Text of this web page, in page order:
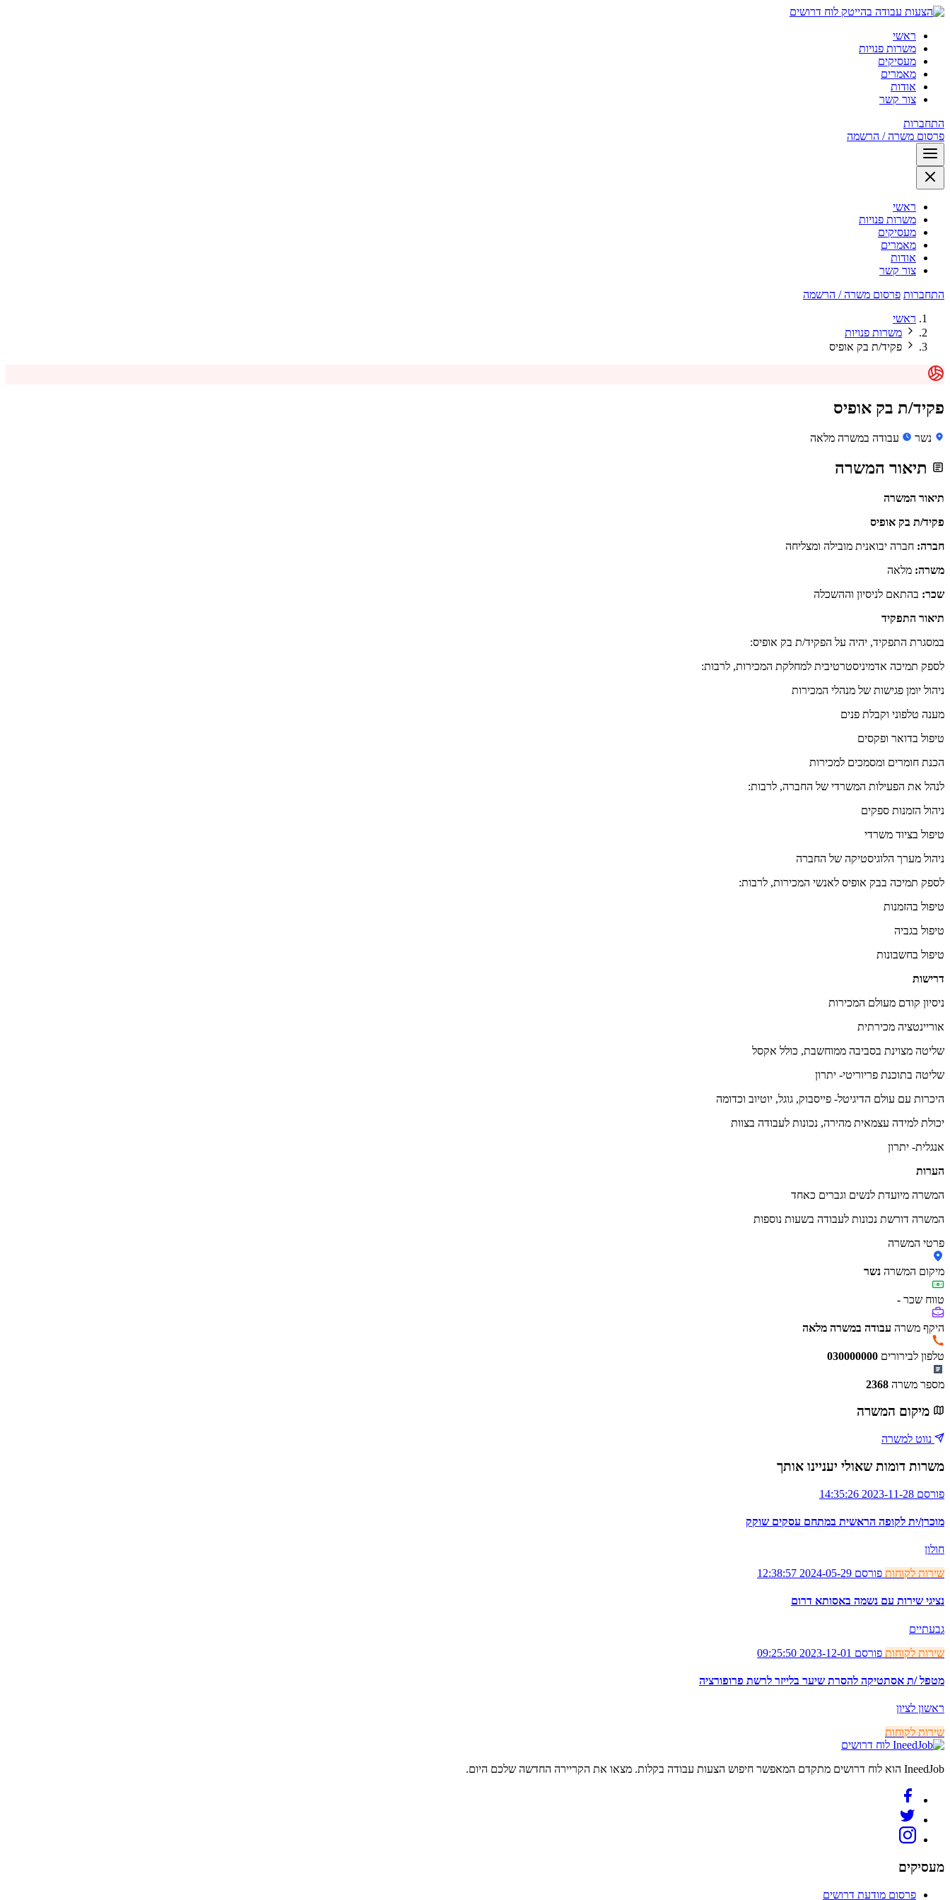
לוח דרושים
ראשי
משרות פנויות
מעסיקים
מאמרים
אודות
צור קשר
התחברות
פרסום משרה / הרשמה
ראשי
משרות פנויות
מעסיקים
מאמרים
אודות
צור קשר
התחברות פרסום משרה / הרשמה
ראשי
משרות פנויות
פקיד/ת בק אופיס
פקיד/ת בק אופיס
נשר עבודה במשרה מלאה
תיאור המשרה
תיאור המשרה
פקיד/ת בק אופיס
חברה: חברה יבואנית מובילה ומצליחה
משרה: מלאה
שכר: בהתאם לניסיון וההשכלה
תיאור התפקיד
במסגרת התפקיד, יהיה על הפקיד/ת בק אופיס:
לספק תמיכה אדמיניסטרטיבית למחלקת המכירות, לרבות:
ניהול יומן פגישות של מנהלי המכירות
מענה טלפוני וקבלת פנים
טיפול בדואר ופקסים
הכנת חומרים ומסמכים למכירות
לנהל את הפעילות המשרדי של החברה, לרבות:
ניהול הזמנות ספקים
טיפול בציוד משרדי
ניהול מערך הלוגיסטיקה של החברה
לספק תמיכה בבק אופיס לאנשי המכירות, לרבות:
טיפול בהזמנות
טיפול בגביה
טיפול בחשבונות
דרישות
ניסיון קודם מעולם המכירות
אוריינטציה מכירתית
שליטה מצוינת בסביבה ממוחשבת, כולל אקסל
שליטה בתוכנת פריוריטי- יתרון
היכרות עם עולם הדיגיטל- פייסבוק, גוגל, יוטיוב וכדומה
יכולת למידה עצמאית מהירה, נכונות לעבודה בצוות
אנגלית- יתרון
הערות
המשרה מיועדת לנשים וגברים כאחד
המשרה דורשת נכונות לעבודה בשעות נוספות
פרטי המשרה
מיקום המשרה נשר
טווח שכר -
היקף משרה עבודה במשרה מלאה
טלפון לבירורים 030000000
מספר משרה 2368
מיקום המשרה
נווט למשרה
משרות דומות שאולי יעניינו אותך
פורסם 2023-11-28 14:35:26
מוכרן/ית לקופה הראשית במתחם עסקים שוקק
חולון
שירות לקוחות פורסם 2024-05-29 12:38:57
נציגי שירות עם נשמה באסותא דרום
גבעתיים
שירות לקוחות פורסם 2023-12-01 09:25:50
מטפל /ת אסתטיקה להסרת שיער בלייזר לרשת פרופורציה
ראשון לציון
שירות לקוחות
לוח דרושים
IneedJob הוא לוח דרושים מתקדם המאפשר חיפוש הצעות עבודה בקלות. מצאו את הקריירה החדשה שלכם היום.
מעסיקים
פרסום מודעת דרושים